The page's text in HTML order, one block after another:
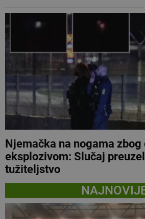
Njemačka na nogama zbog
eksplozivom: Slučaj
tužiteljstvo